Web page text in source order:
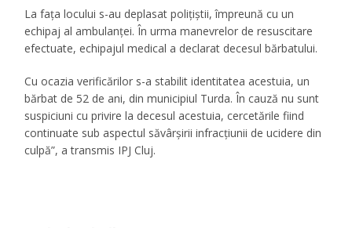
La fața locului s-au deplasat polițiștii, împreună cu un
echipaj al ambulanței. În urma manevrelor de resuscitare
efectuate, echipajul medical a declarat decesul bărbatului.
Cu ocazia verificărilor s-a stabilit identitatea acestuia, un
bărbat de 52 de ani, din municipiul Turda. În cauză nu sunt
suspiciuni cu privire la decesul acestuia, cercetările fiind
continuate sub aspectul săvârșirii infracțiunii de ucidere din
culpă”, a transmis IPJ Cluj.